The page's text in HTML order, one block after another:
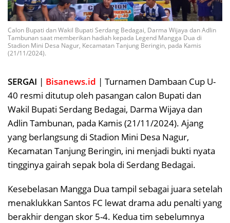
Calon Bupati dan Wakil Bupati Serdang Bedagai, Darma Wijaya dan Adlin
Tambunan saat memberikan hadiah kepada Legend Mangga Dua di
Stadion Mini Desa Nagur, Kecamatan Tanjung Beringin, pada Kamis
(21/11/2024).
SERGAI | Bisanews.id | Turnamen Dambaan Cup U-
40 resmi ditutup oleh pasangan calon Bupati dan
Wakil Bupati Serdang Bedagai, Darma Wijaya dan
Adlin Tambunan, pada Kamis (21/11/2024). Ajang
yang berlangsung di Stadion Mini Desa Nagur,
Kecamatan Tanjung Beringin, ini menjadi bukti nyata
tingginya gairah sepak bola di Serdang Bedagai.
Kesebelasan Mangga Dua tampil sebagai juara setelah
menaklukkan Santos FC lewat drama adu penalti yang
berakhir dengan skor 5-4. Kedua tim sebelumnya